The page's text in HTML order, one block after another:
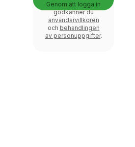
Genom att logga in
godkänner du
användarvillkoren
och behandlingen
av personuppgifter.